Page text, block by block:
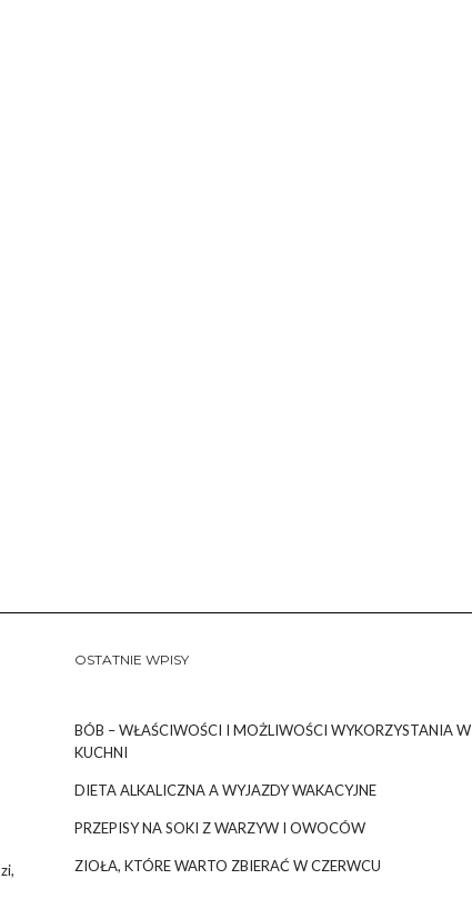
OSTATNIE WPISY
BÓB – WŁAŚCIWOŚCI I MOŻLIWOŚCI WYKORZYSTANIA W
KUCHNI
DIETA ALKALICZNA A WYJAZDY WAKACYJNE
PRZEPISY NA SOKI Z WARZYW I OWOCÓW
ZIOŁA, KTÓRE WARTO ZBIERAĆ W CZERWCU